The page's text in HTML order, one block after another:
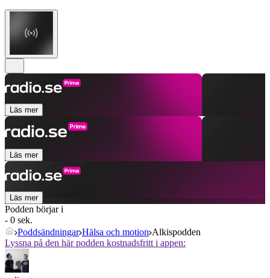
Läs mer
Läs mer
Läs mer
Podden börjar i
- 0 sek.
Poddsändningar Hälsa och motion Alkispodden
Lyssna på den här podden kostnadsfritt i appen: